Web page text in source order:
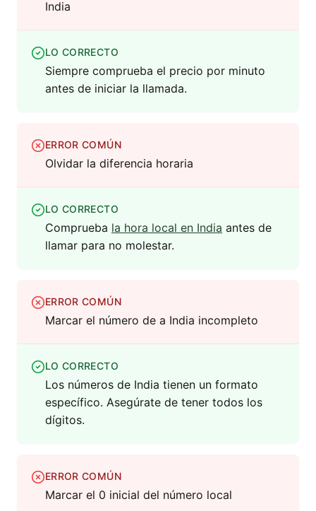
India
LO CORRECTO
Siempre comprueba el precio por minuto
antes de iniciar la llamada.
ERROR COMÚN
Olvidar la diferencia horaria
LO CORRECTO
Comprueba la hora local en India antes de
llamar para no molestar.
ERROR COMÚN
Marcar el número de a India incompleto
LO CORRECTO
Los números de India tienen un formato
específico. Asegúrate de tener todos los
dígitos.
ERROR COMÚN
Marcar el 0 inicial del número local